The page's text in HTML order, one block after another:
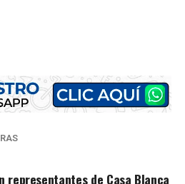
representantes de Casa Blanca